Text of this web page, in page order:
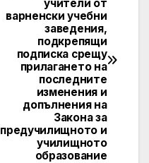
учители от
варненски учебни
заведения,
подкрепящи
подписка срещу
прилагането на
последните
изменения и
допълнения на
Закона за
предучилищното и
училищното
образование